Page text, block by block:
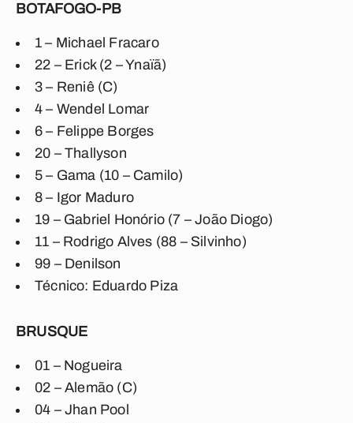
BOTAFOGO-PB
1 – Michael Fracaro
22 – Erick (2 – Ynaïã)
3 – Reniê (C)
4 – Wendel Lomar
6 – Felippe Borges
20 – Thallyson
5 – Gama (10 – Camilo)
8 – Igor Maduro
19 – Gabriel Honório (7 – João Diogo)
11 – Rodrigo Alves (88 – Silvinho)
99 – Denilson
Técnico: Eduardo Piza
BRUSQUE
01 – Nogueira
02 – Alemão (C)
04 – Jhan Pool